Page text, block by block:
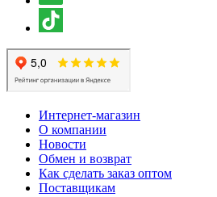
Интернет-магазин
О компании
Новости
Обмен и возврат
Как сделать заказ оптом
Поставщикам